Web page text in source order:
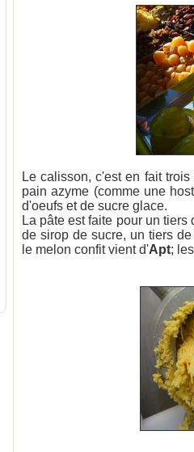
Le calisson, c'est en fait
pain azyme (comme une
d'oeufs et de sucre glace.
La pâte est faite pour un
de sirop de sucre, un tiers
le melon confit vient d'Apt;